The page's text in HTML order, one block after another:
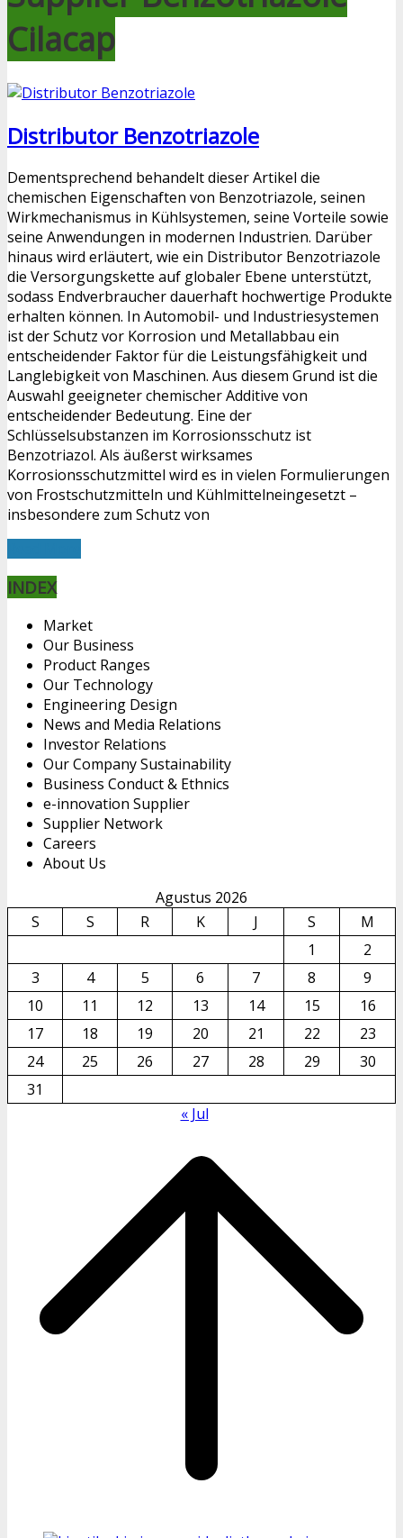
Cilacap
Distributor Benzotriazole
Dementsprechend behandelt dieser Artikel die
chemischen Eigenschaften von Benzotriazole, seinen
Wirkmechanismus in Kühlsystemen, seine Vorteile sowie
seine Anwendungen in modernen Industrien. Darüber
hinaus wird erläutert, wie ein Distributor Benzotriazole
die Versorgungskette auf globaler Ebene unterstützt,
sodass Endverbraucher dauerhaft hochwertige Produkte
erhalten können. In Automobil- und Industriesystemen
ist der Schutz vor Korrosion und Metallabbau ein
entscheidender Faktor für die Leistungsfähigkeit und
Langlebigkeit von Maschinen. Aus diesem Grund ist die
Auswahl geeigneter chemischer Additive von
entscheidender Bedeutung. Eine der
Schlüsselsubstanzen im Korrosionsschutz ist
Benzotriazol. Als äußerst wirksames
Korrosionsschutzmittel wird es in vielen Formulierungen
von Frostschutzmitteln und Kühlmittelneingesetzt –
insbesondere zum Schutz von
INDEX
Market
Our Business
Product Ranges
Our Technology
Engineering Design
News and Media Relations
Investor Relations
Our Company Sustainability
Business Conduct & Ethnics
e-innovation Supplier
Supplier Network
Careers
About Us
Agustus 2026
S
S R K J S
M
1
2
3
4 5 6 7 8
9
10
11 12 13 14 15
16
17
18 19 20 21 22
23
24
25 26 27 28 29
30
31
« Jul